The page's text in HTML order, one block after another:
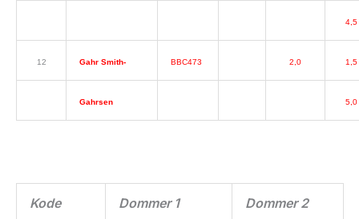
4,5
12 Gahr Smith- BBC473 2,0 1,5
Gahrsen 5,0
Kode Dommer 1 Dommer 2